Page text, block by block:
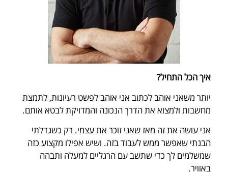
איך הכל התחיל?
יותר משאני אוהב לכתוב אני אוהב לפשט רעיונות, לתמצת
מחשבות ולמצוא את הדרך הנכונה והמדויקת לבטא אותם.
אני עושה את זה מאז שאני זוכר את עצמי. רק כשגדלתי
הבנתי שאפשר ממש לעבוד בזה. ושיש אפילו מקצוע כזה
שמשלמים לך כדי שתשב עם הרגליים למעלה ותבהה
באוויר.